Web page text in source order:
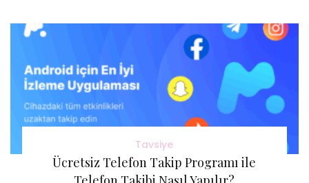
Tavsiye
Ücretsiz Telefon Takip Programı ile